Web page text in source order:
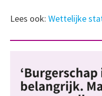
Lees ook: Wettelijke